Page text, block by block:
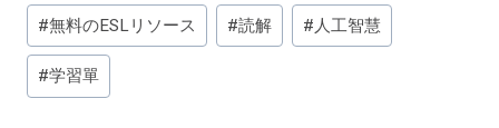
#無料のESLリソース #読解 #人工智慧
#学習單